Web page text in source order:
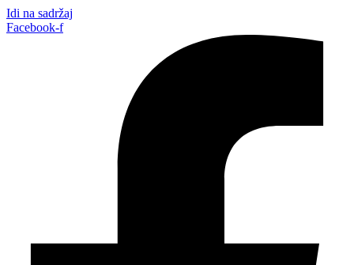
Idi na sadržaj
Facebook-f